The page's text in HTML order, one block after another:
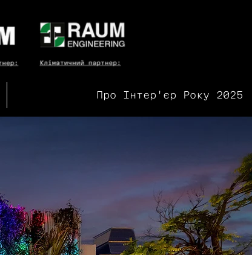
Про Інтер'єр Року 2025